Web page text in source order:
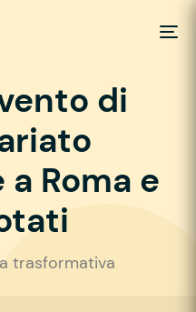
di
Roma e
trasformativa